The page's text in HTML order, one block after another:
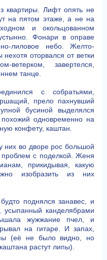
квартиры. Лифт опять не
на пятом этаже, а не на
и окольцованном
Фонари в оправе
лиловое небо. Желто-
оторвался от ветки
ветерком, завертелся,
танце.
с собратьями,
прело пахнувший
бусиной выделялся
одновременно на
конфету, каштан.
них во дворе рос большой
проблем с поделкой. Женя
прикидывая, какую
изобразить из них
поднялся занавес, и
усыпанный канделябрами
жужжание пчел, и
на гитаре. И запах,
(её не было видно, но
растут липы).